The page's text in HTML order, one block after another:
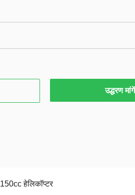
उद्धरण
150cc हेलिकॉप्टर